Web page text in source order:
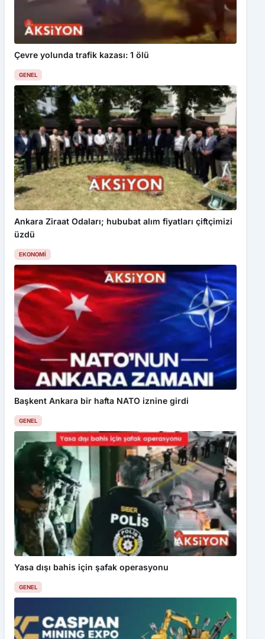
Çevre yolunda trafik kazası: 1 ölü
GENEL
Ankara Ziraat Odaları; hububat alım fiyatları çiftçimizi
üzdü
EKONOMI
Başkent Ankara bir hafta NATO iznine girdi
GENEL
Yasa dışı bahis için şafak operasyonu
GENEL